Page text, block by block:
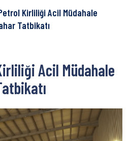
Kirliliği Acil Müdahale
Tatbikatı
Acil Müdahale